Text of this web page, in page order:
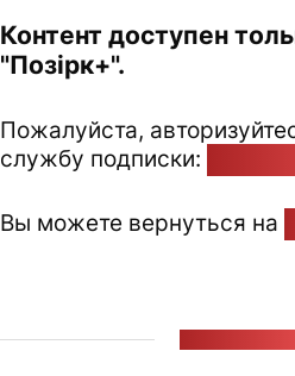
Контент доступен
"Позірк+".
Пожалуйста,
службу подписки:
Вы можете вернуться на